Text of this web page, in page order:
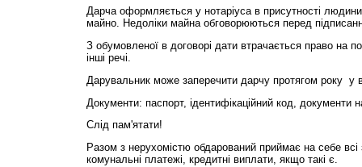
Дарча оформляється у нотаріуса в присутності
майно. Недоліки майна обговорюються перед
З обумовленої в договорі дати втрачається право на
інші речі.
Дарувальник може заперечити дарчу протягом року у
Документи: паспорт, ідентифікаційний код, документи
Слід пам'ятати!
Разом з нерухомістю обдарований приймає на себе всі
комунальні платежі, кредитні виплати, якщо такі є.